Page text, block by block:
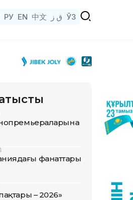
РУ EN 中文 ق ز ЎЗ
фанаттары
– 2026»